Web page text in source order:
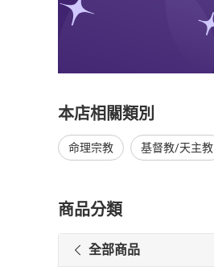
本店相關類別
命理宗教 基督教/天主教
商品分類
全部商品